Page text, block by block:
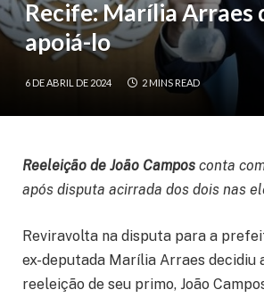
Recife: Marília Arraes
apoiá-lo
6 DE ABRIL DE 2024 2 MINS READ
Reeleição de João Campos conta
após disputa acirrada dos dois nas
Reviravolta na disputa para a
ex-deputada Marília Arraes decidiu
reeleição de seu primo, João